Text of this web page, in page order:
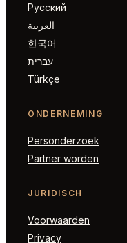
Русский
العربية
한국어
עברית
Türkçe
ONDERNEMING
Personderzoek
Partner worden
JURIDISCH
Voorwaarden
Privacy